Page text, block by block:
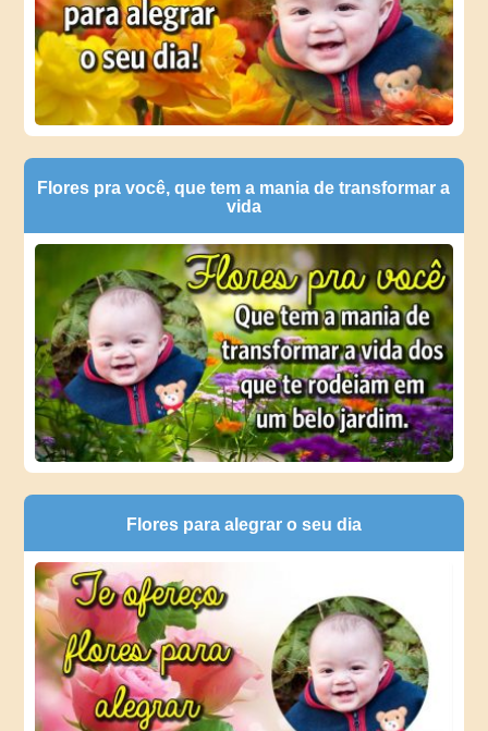
Flores pra você, que tem a mania de transformar a
vida
Flores para alegrar o seu dia